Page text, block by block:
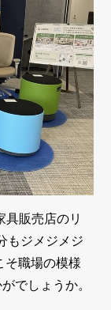
販売店のリ
もジメジメジ
そ職場の模様
でしょうか。